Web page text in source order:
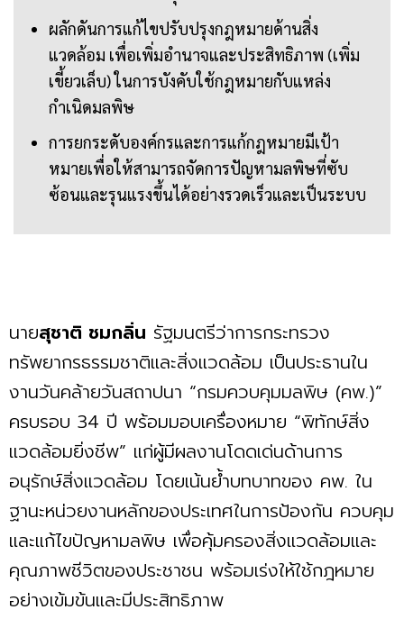
ผลักดันการแก้ไขปรับปรุงกฎหมายด้านสิ่ง
แวดล้อม เพื่อเพิ่มอำนาจและประสิทธิภาพ (เพิ่ม
เขี้ยวเล็บ) ในการบังคับใช้กฎหมายกับแหล่ง
กำเนิดมลพิษ
การยกระดับองค์กรและการแก้กฎหมายมีเป้า
หมายเพื่อให้สามารถจัดการปัญหามลพิษที่ซับ
ซ้อนและรุนแรงขึ้นได้อย่างรวดเร็วและเป็นระบบ
นายสุชาติ ชมกลิ่น รัฐมนตรีว่าการกระทรวง
ทรัพยากรธรรมชาติและสิ่งแวดล้อม เป็นประธานใน
งานวันคล้ายวันสถาปนา “กรมควบคุมมลพิษ (คพ.)”
ครบรอบ 34 ปี พร้อมมอบเครื่องหมาย “พิทักษ์สิ่ง
แวดล้อมยิ่งชีพ” แก่ผู้มีผลงานโดดเด่นด้านการ
อนุรักษ์สิ่งแวดล้อม โดยเน้นย้ำบทบาทของ คพ. ใน
ฐานะหน่วยงานหลักของประเทศในการป้องกัน ควบคุม
และแก้ไขปัญหามลพิษ เพื่อคุ้มครองสิ่งแวดล้อมและ
คุณภาพชีวิตของประชาชน พร้อมเร่งให้ใช้กฎหมาย
อย่างเข้มข้นและมีประสิทธิภาพ